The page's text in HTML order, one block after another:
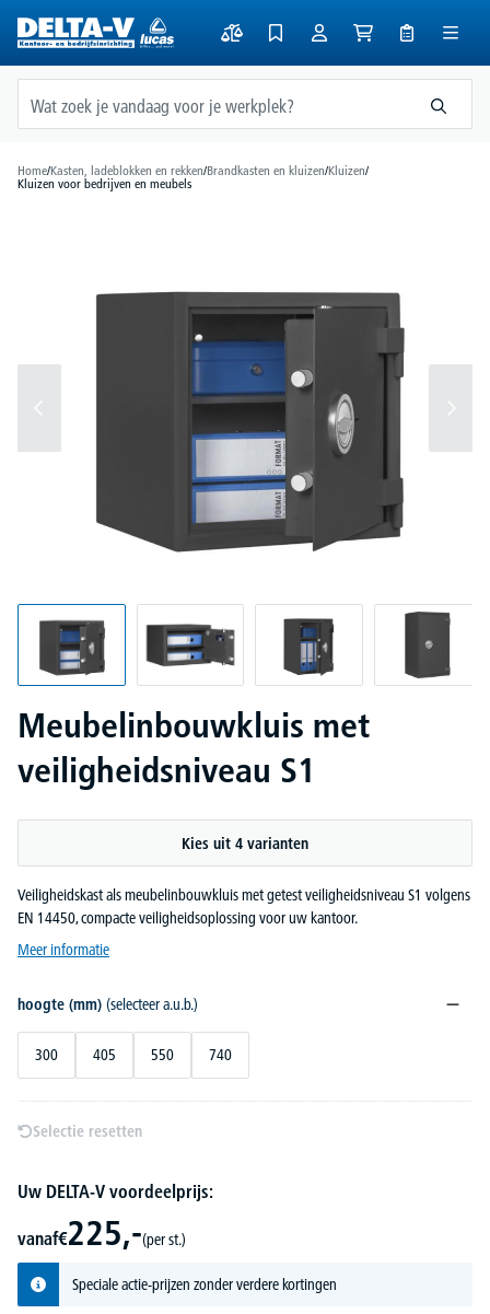
Home/Kasten, ladeblokken en rekken/Brandkasten en kluizen/Kluizen/
Kluizen voor bedrijven en meubels
Meubelinbouwkluis met
veiligheidsniveau S1
Kies uit 4 varianten
Veiligheidskast als meubelinbouwkluis met getest veiligheidsniveau S1 volgens
EN 14450, compacte veiligheidsoplossing voor uw kantoor.
Meer informatie
hoogte (mm) (selecteer a.u.b.)
300 405 550 740
Selectie resetten
Uw DELTA-V voordeelprijs:
vanaf€225,-(per st.)
Speciale actie-prijzen zonder verdere kortingen